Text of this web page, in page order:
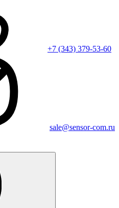
+7 (343) 379-53-60
sale@sensor-com.ru